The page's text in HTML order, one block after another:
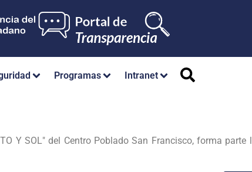
Programas Intranet
Y SOL" del Centro Poblado San Francisco, forma parte